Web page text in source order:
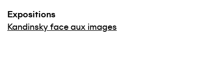
Expositions
Kandinsky face aux images